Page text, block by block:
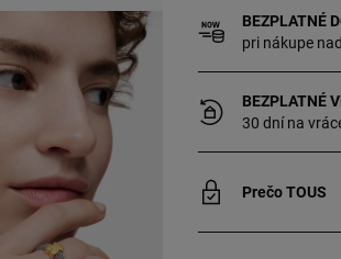
BEZPLATNÉ
pri nákupe
BEZPLATNÉ
30 dní na
Prečo TOUS